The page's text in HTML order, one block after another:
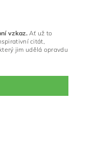
vzkaz.Ať už to
citát,
jim udělá opravdu